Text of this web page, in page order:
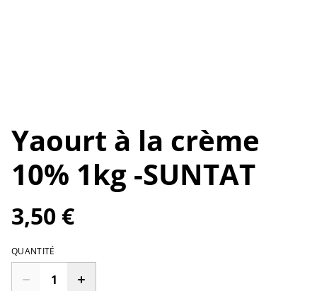
Yaourt à la crème
10% 1kg -SUNTAT
3,50 €
QUANTITÉ